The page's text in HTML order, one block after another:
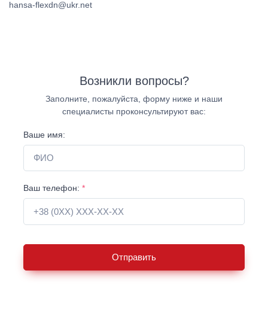
hansa-flexdn@ukr.net
Возникли вопросы?
Заполните, пожалуйста, форму ниже и наши
специалисты проконсультируют вас:
Ваше имя:
Ваш телефон: *
Отправить